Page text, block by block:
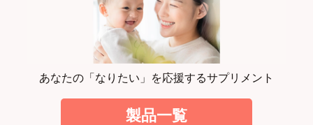
あなたの「なりたい」を応援するサプリメント
製品一覧